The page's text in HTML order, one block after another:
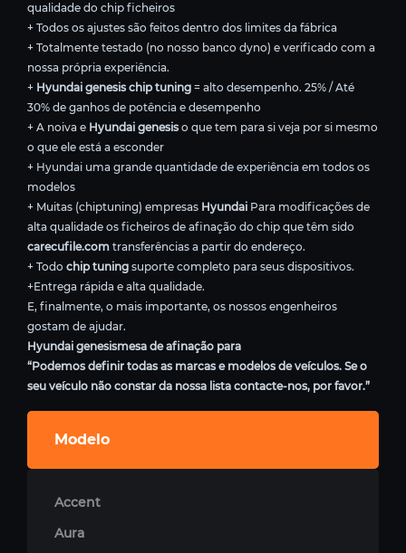
qualidade do chip ficheiros
+ Todos os ajustes são feitos dentro dos limites da fábrica
+ Totalmente testado (no nosso banco dyno) e verificado com a
nossa própria experiência.
+ Hyundai genesis chip tuning = alto desempenho. 25% / Até
30% de ganhos de potência e desempenho
+ A noiva e Hyundai genesis o que tem para si veja por si mesmo
o que ele está a esconder
+ Hyundai uma grande quantidade de experiência em todos os
modelos
+ Muitas (chiptuning) empresas Hyundai Para modificações de
alta qualidade os ficheiros de afinação do chip que têm sido
carecufile.com transferências a partir do endereço.
+ Todo chip tuning suporte completo para seus dispositivos.
+Entrega rápida e alta qualidade.
E, finalmente, o mais importante, os nossos engenheiros
gostam de ajudar.
Hyundai genesismesa de afinação para
“Podemos definir todas as marcas e modelos de veículos. Se o
seu veículo não constar da nossa lista contacte-nos, por favor.”
Modelo
Accent
Aura